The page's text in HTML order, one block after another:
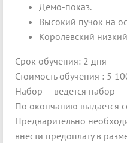
Демо-показ.
Высокий пучок на
Королевский
Срок обучения: 2 дня
Стоимость обучения : 5
Набор — ведется набор
По окончанию выдается
Предварительно
внести предоплату в